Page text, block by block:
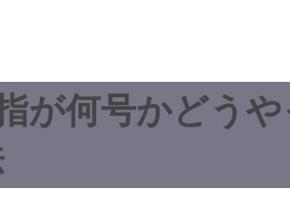
が何号かどう